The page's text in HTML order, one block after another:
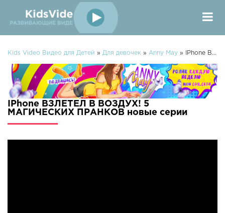
Kids Video Видео для Детей » Для девочек » Anny May » IPhone ВЗЛЕТЕЛ В ВОЗДУХ! 5 МАГИЧЕСКИХ ПРАНКОВ
IPhone ВЗЛЕТЕЛ В ВОЗДУХ! 5
МАГИЧЕСКИХ ПРАНКОВ новые серии